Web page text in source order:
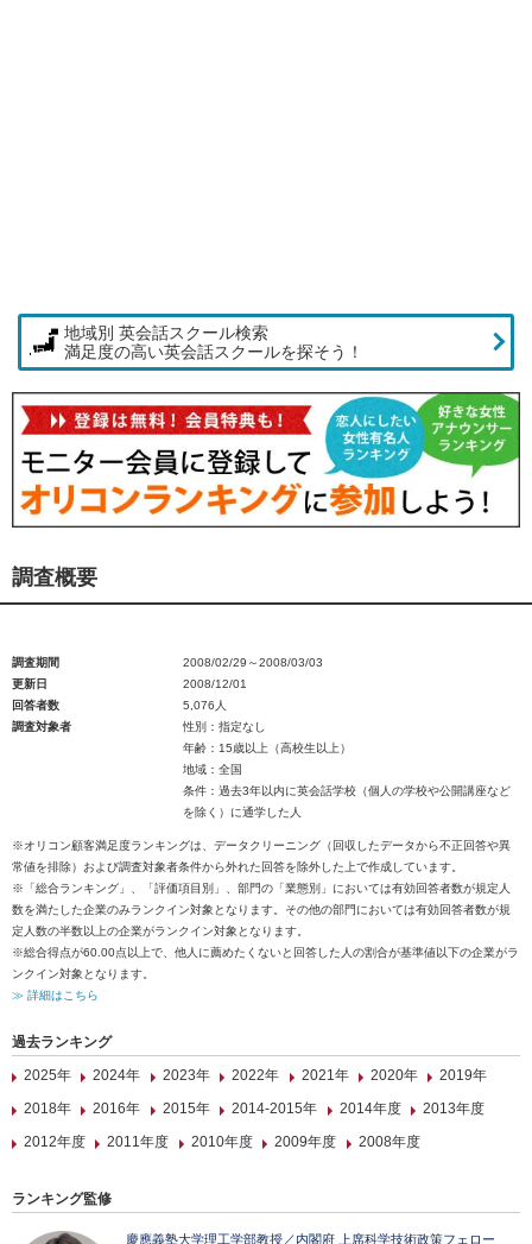
地域別 英会話スクール検索
満足度の高い英会話スクールを探そう！
調査概要
調査期間
2008/02/29～2008/03/03
更新日
2008/12/01
回答者数
5,076人
調査対象者
性別：指定なし
年齢：15歳以上（高校生以上）
地域：全国
条件：過去3年以内に英会話学校（個人の学校や公開講座など
を除く）に通学した人
※オリコン顧客満足度ランキングは、データクリーニング（回収したデータから不正回答や異
常値を排除）および調査対象者条件から外れた回答を除外した上で作成しています。
※「総合ランキング」、「評価項目別」、部門の「業態別」においては有効回答者数が規定人
数を満たした企業のみランクイン対象となります。その他の部門においては有効回答者数が規
定人数の半数以上の企業がランクイン対象となります。
※総合得点が60.00点以上で、他人に薦めたくないと回答した人の割合が基準値以下の企業がラ
ンクイン対象となります。
≫ 詳細はこちら
過去ランキング
2025年
2024年 2023年 2022年 2021年 2020年
2019年
2018年
2016年 2015年 2014-2015年 2014年度
2013年度
2012年度
2011年度 2010年度 2009年度 2008年度
ランキング監修
慶應義塾大学理工学部教授／内閣府 上席科学技術政策フェロー